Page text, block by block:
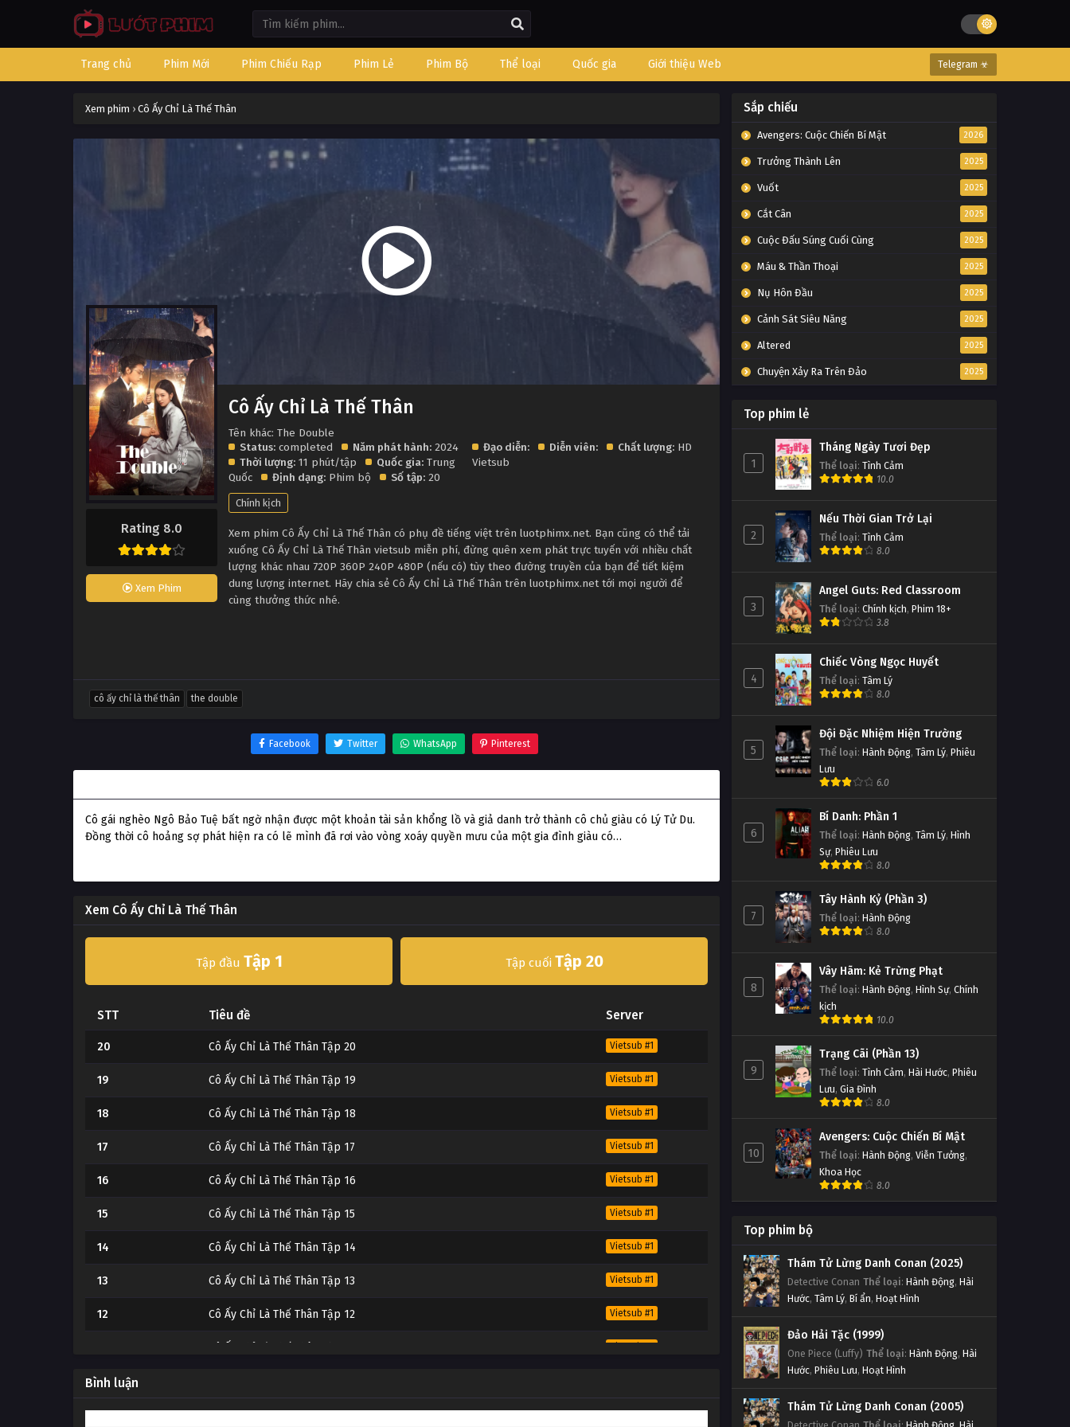
Trang chủ Phim Mới Phim Chiếu Rạp Phim Lẻ Phim Bộ Thể loại Quốc gia Giới thiệu Web Telegram ☣
Xem phim › Cô Ấy Chỉ Là Thế Thân
Rating 8.0
Xem Phim
Cô Ấy Chỉ Là Thế Thân
Tên khác: The Double
Status: completed Năm phát hành: 2024
Thời lượng: 11 phút/tập Quốc gia: Trung
Quốc
Định dạng: Phim bộ Số tập: 20
Đạo diễn: Diễn viên: Chất lượng:HD
Vietsub
Chính kịch
Xem phim Cô Ấy Chỉ Là Thế Thân có phụ đề tiếng việt trên luotphimx.net. Bạn cũng có thể tải
xuống Cô Ấy Chỉ Là Thế Thân vietsub miễn phí, đừng quên xem phát trực tuyến với nhiều chất
lượng khác nhau 720P 360P 240P 480P (nếu có) tùy theo đường truyền của bạn để tiết kiệm
dung lượng internet. Hãy chia sẻ Cô Ấy Chỉ Là Thế Thân trên luotphimx.net tới mọi người để
cùng thưởng thức nhé.
cô ấy chỉ là thế thân the double
Facebook Twitter WhatsApp Pinterest
Cô gái nghèo Ngô Bảo Tuệ bất ngờ nhận được một khoản tài sản khổng lồ và giả danh trở thành cô chủ giàu có Lý Tử Du.
Đồng thời cô hoảng sợ phát hiện ra có lẽ mình đã rơi vào vòng xoáy quyền mưu của một gia đình giàu có…
Xem Cô Ấy Chỉ Là Thế Thân
Tập đầu Tập 1 Tập cuối Tập 20
STT Tiêu đề Server
20 Cô Ấy Chỉ Là Thế Thân Tập 20 Vietsub #1
19 Cô Ấy Chỉ Là Thế Thân Tập 19 Vietsub #1
18 Cô Ấy Chỉ Là Thế Thân Tập 18 Vietsub #1
17 Cô Ấy Chỉ Là Thế Thân Tập 17 Vietsub #1
16 Cô Ấy Chỉ Là Thế Thân Tập 16 Vietsub #1
15 Cô Ấy Chỉ Là Thế Thân Tập 15 Vietsub #1
14 Cô Ấy Chỉ Là Thế Thân Tập 14 Vietsub #1
13 Cô Ấy Chỉ Là Thế Thân Tập 13 Vietsub #1
12 Cô Ấy Chỉ Là Thế Thân Tập 12 Vietsub #1
Vietsub #1
10
9 Cô Ấy Chỉ Là Thế Thân Tập 9 Vietsub #1
Bình luận
Sắp chiếu
Avengers: Cuộc Chiến Bí Mật 2026
Trưởng Thành Lên 2025
Vuốt 2025
Cắt Cân 2025
Cuộc Đấu Súng Cuối Cùng 2025
Máu & Thần Thoại 2025
Nụ Hôn Đầu 2025
Cảnh Sát Siêu Năng 2025
Altered 2025
Chuyện Xảy Ra Trên Đảo 2025
Top phim lẻ
1
Tháng Ngày Tươi Đẹp
Thể loại: Tình Cảm
10.0
2
Nếu Thời Gian Trở Lại
Thể loại: Tình Cảm
8.0
3
Angel Guts: Red Classroom
Thể loại: Chính kịch, Phim 18+
3.8
4
Chiếc Vòng Ngọc Huyết
Thể loại: Tâm Lý
8.0
5
Đội Đặc Nhiệm Hiện Trường
Thể loại: Hành Động, Tâm Lý, Phiêu
Lưu
6.0
6
Bí Danh: Phần 1
Thể loại: Hành Động, Tâm Lý, Hình
Sự, Phiêu Lưu
8.0
7
Tây Hành Kỷ (Phần 3)
Thể loại: Hành Động
8.0
8
Vây Hãm: Kẻ Trừng Phạt
Thể loại: Hành Động, Hình Sự, Chính
kịch
10.0
9
Trạng Cãi (Phần 13)
Thể loại: Tình Cảm, Hài Hước, Phiêu
Lưu, Gia Đình
8.0
10
Avengers: Cuộc Chiến Bí Mật
Thể loại: Hành Động, Viễn Tưởng,
Khoa Học
8.0
Top phim bộ
Thám Tử Lừng Danh Conan (2025)
Detective Conan Thể loại: Hành Động, Hài
Hước, Tâm Lý, Bí ẩn, Hoạt Hình
Đảo Hải Tặc (1999)
One Piece (Luffy) Thể loại: Hành Động, Hài
Hước, Phiêu Lưu, Hoạt Hình
Thám Tử Lừng Danh Conan (2005)